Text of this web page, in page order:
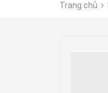
Trang chủ